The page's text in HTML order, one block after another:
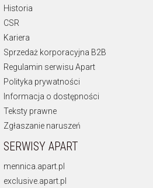
Historia
CSR
Kariera
Sprzedaż korporacyjna B2B
Regulamin serwisu Apart
Polityka prywatności
Informacja o dostępności
Teksty prawne
Zgłaszanie naruszeń
SERWISY APART
mennica.apart.pl
exclusive.apart.pl